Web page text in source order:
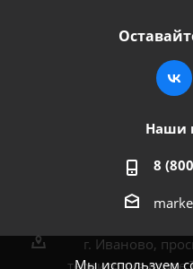
Мы используем
Наши
8
г. Иваново,
территория